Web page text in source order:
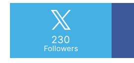
230
Followers